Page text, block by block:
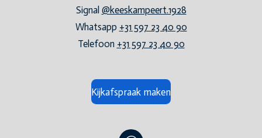
Signal @keeskampeert.1928
Whatsapp +31 597 23 40 90
Telefoon +31 597 23 40 90
Kijkafspraak maken